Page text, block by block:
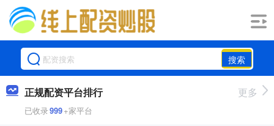
搜索
正规配资平台排行
已收录999+家平台
更多